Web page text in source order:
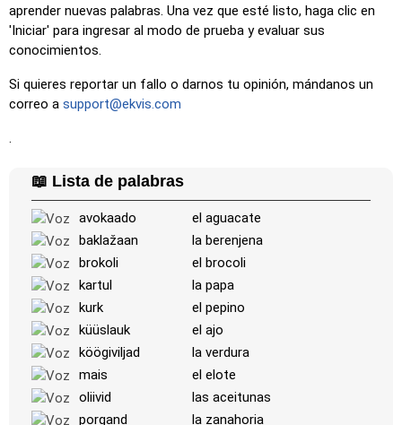
aprender nuevas palabras. Una vez que esté listo, haga clic en
'Iniciar' para ingresar al modo de prueba y evaluar sus
conocimientos.
Si quieres reportar un fallo o darnos tu opinión, mándanos un
correo a support@ekvis.com
.
📖 Lista de palabras
avokaado
el aguacate
baklažaan
la berenjena
brokoli
el brocoli
kartul
la papa
kurk
el pepino
küüslauk
el ajo
köögiviljad
la verdura
mais
el elote
oliivid
las aceitunas
porgand
la zanahoria